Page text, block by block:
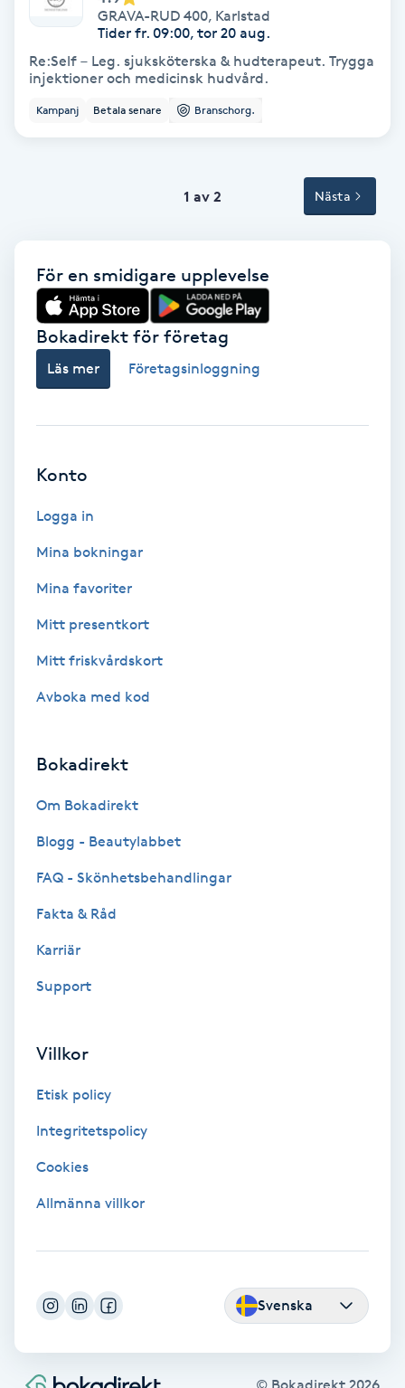
Stylist
Sugaring
Tuina-massage
Taktil massage
Tandblekning
Tandläkare
Tatuering
Tatueringsborttagning
Terapi
Thaimassage
Triggerpunktsmassage
Trådning
Tvätt & Fön
Vaccination
Vampyrbehandling
Vaxning
Vaxning brasiliansk
Vibrationsmassage
GRAVA-RUD 400, Karlstad
Tider fr. 09:00, tor 20 aug.
Re:Self – Leg. sjuksköterska & hudterapeut. Trygga
injektioner och medicinsk hudvård.
Kampanj Betala senare Branschorg.
1 av 2 Nästa
För en smidigare upplevelse
Bokadirekt för företag
Läs mer Företagsinloggning
Konto
Logga in
Mina bokningar
Mina favoriter
Mitt presentkort
Mitt friskvårdskort
Avboka med kod
Bokadirekt
Om Bokadirekt
Blogg - Beautylabbet
FAQ - Skönhetsbehandlingar
Fakta & Råd
Karriär
Support
Villkor
Etisk policy
Integritetspolicy
Cookies
Allmänna villkor
Svenska